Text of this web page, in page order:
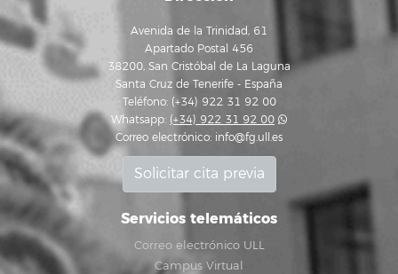
Avenida de la Trinidad, 61
Apartado Postal 456
38200, San Cristóbal de La Laguna
Santa Cruz de Tenerife - España
Teléfono: (+34) 922 31 92 00
Whatsapp: (+34) 922 31 92 00
Correo electrónico: info@fg.ull.es
Solicitar cita previa
Servicios telemáticos
Correo electrónico ULL
Campus Virtual